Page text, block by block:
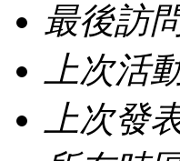
最後訪
上次活
上次發